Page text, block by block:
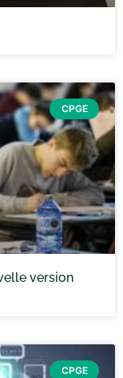
CPGE
version
CPGE